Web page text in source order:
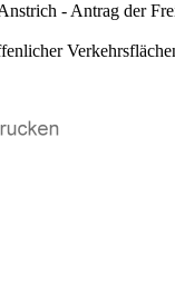
- Antrag der